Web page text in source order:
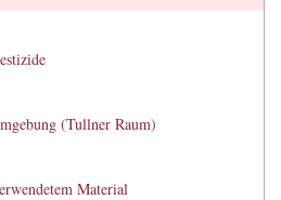
(Tullner Raum)
Material